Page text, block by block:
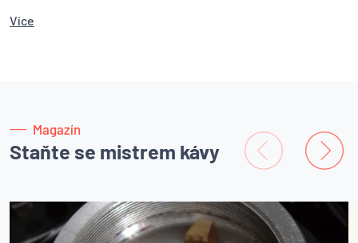
Více
Magazín
Staňte se mistrem kávy